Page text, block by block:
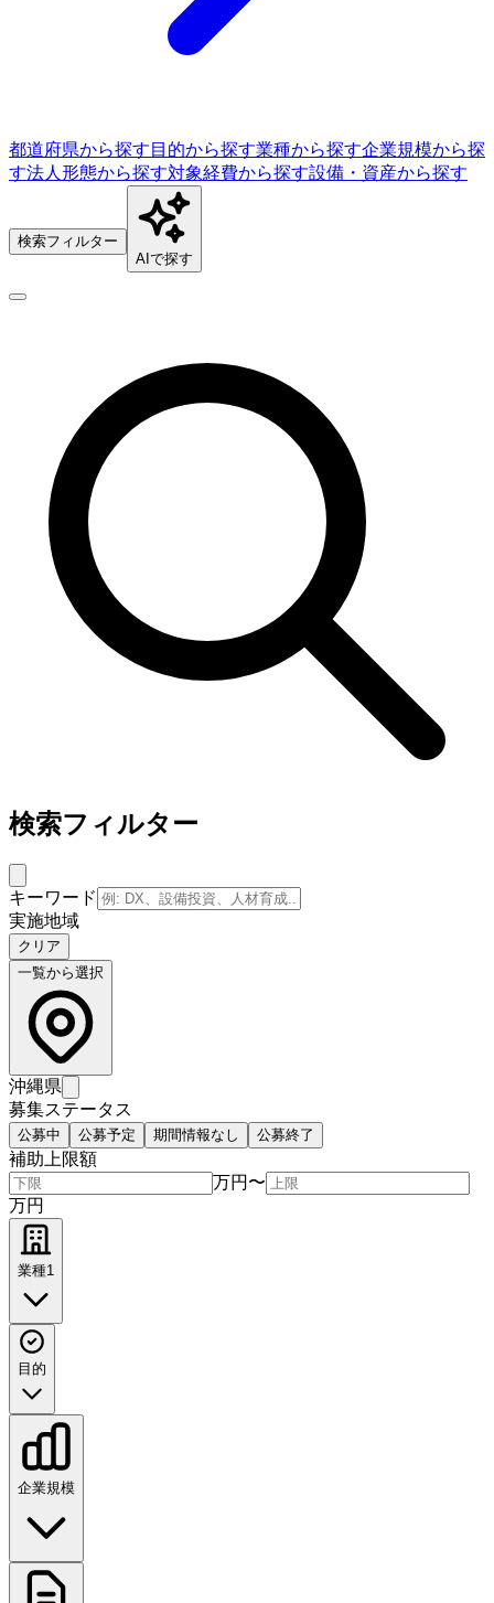
都道府県から探す 目的から探す業種から探す企業規模から探
す法人形態から探す対象経費から探す設備・資産から探す
検索フィルター
AIで探す
検索フィルター
キーワード
実施地域
クリア
一覧から選択
沖縄県
募集ステータス
公募中 公募予定 期間情報なし 公募終了
補助上限額
万円 〜
万円
業種1
目的
企業規模